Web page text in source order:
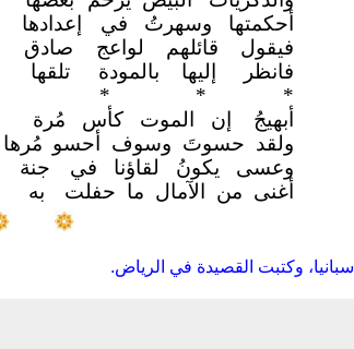
أحكمتها وسهرتُ في
إعدادها
فيقول قائلهم لواعج
صادق
فانظر إليها بالمودة
تلقها
* *
*
أبهيجُ إن الموت كأس مُرة
ولقد حسوتَ وسوف أحسو مُرها
وعسى يكونُ لقاؤنا في
جنة
أغنى من الآمال ما حفلت
به
وكتبت القصيدة في الرياض.